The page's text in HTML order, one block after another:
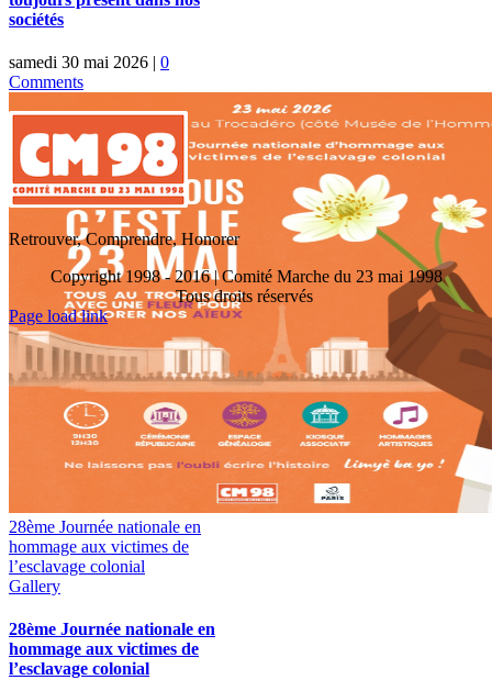
sociétés
samedi 30 mai 2026 | 0
Comments
28ème Journée nationale en
hommage aux victimes de
l’esclavage colonial
Gallery
28ème Journée nationale en
hommage aux victimes de
l’esclavage colonial
Retrouver, Comprendre, Honorer
Copyright 1998 - 2016 | Comité Marche du 23 mai 1998
Tous droits réservés
Toggle
Sliding
Area
Page load link
Go
Top